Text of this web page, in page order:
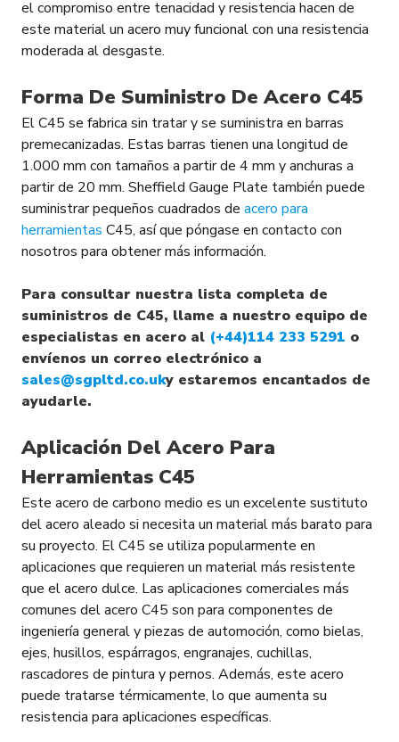
el compromiso entre tenacidad y resistencia hacen de
este material un acero muy funcional con una resistencia
moderada al desgaste.
Forma De Suministro De Acero C45
El C45 se fabrica sin tratar y se suministra en barras
premecanizadas. Estas barras tienen una longitud de
1.000 mm con tamaños a partir de 4 mm y anchuras a
partir de 20 mm. Sheffield Gauge Plate también puede
suministrar pequeños cuadrados de acero para
herramientas C45, así que póngase en contacto con
nosotros para obtener más información.
Para consultar nuestra lista completa de
suministros de C45, llame a nuestro equipo de
especialistas en acero al (+44)114 233 5291 o
envíenos un correo electrónico a
sales@sgpltd.co.uky estaremos encantados de
ayudarle.
Aplicación Del Acero Para
Herramientas C45
Este acero de carbono medio es un excelente sustituto
del acero aleado si necesita un material más barato para
su proyecto. El C45 se utiliza popularmente en
aplicaciones que requieren un material más resistente
que el acero dulce. Las aplicaciones comerciales más
comunes del acero C45 son para componentes de
ingeniería general y piezas de automoción, como bielas,
ejes, husillos, espárragos, engranajes, cuchillas,
rascadores de pintura y pernos. Además, este acero
puede tratarse térmicamente, lo que aumenta su
resistencia para aplicaciones específicas.